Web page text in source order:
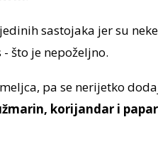
sastojaka jer su
što je nepoželjno.
pa se nerijetko
korijandar i